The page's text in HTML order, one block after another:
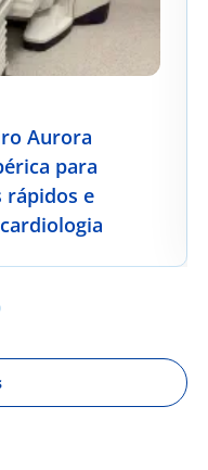
Aurora
para
rápidos e